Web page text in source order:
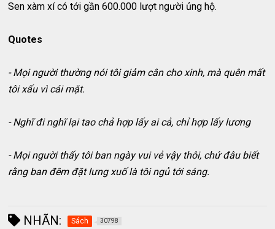
Sen xàm xí có tới gần 600.000 lượt người ủng hộ.
Quotes
- Mọi người thường nói tôi giảm cân cho xinh, mà quên mất
tôi xấu vì cái mặt.
- Nghĩ đi nghĩ lại tao chả hợp lấy ai cả, chỉ hợp lấy lương
- Mọi người thấy tôi ban ngày vui vẻ vậy thôi, chứ đâu biết
rằng ban đêm đặt lưng xuố là tôi ngủ tới sáng.
NHÃN: Sách 30798